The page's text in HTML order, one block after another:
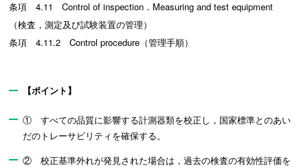
条項 4.11 Control of inspection．Measuring and test equipment
（検査，測定及び試験装置の管理）
条項 4.11.2 Control procedure（管理手順）
【ポイント】
① すべての品質に影響する計測器類を校正し，国家標準とのあい
だのトレーサビリティを確保する。
② 校正基準外れが発見された場合は，過去の検査の有効性評価を